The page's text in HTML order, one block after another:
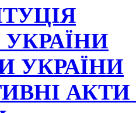
УКРАЇНИ
АКТИ